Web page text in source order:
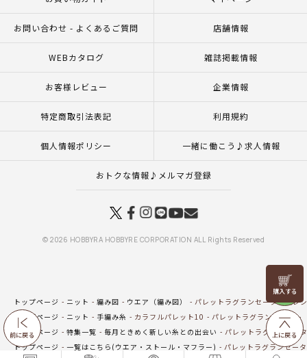
前に戻る
リリヤン
フェア
上に戻る
お問い合わせ - よくあるご質問 店舗情報
WEBカタログ 雑誌掲載情報
お客様レビュー 企業情報
特定商取引法表記 利用規約
個人情報ポリシー 一緒に働こう♪求人情報
おトクな情報♪メルマガ登録
© 2026 HOBBYRA HOBBYRE CORPORATION ALL Rights Reserved
トップページ ニット 編み図 ウエア（編み図）
パレットラグランセーター（レ
トップページ
ニット 手編み糸 カラフルパレット10
パレットラグランセーター
トップページ
特集一覧 毎月ときめく新しい糸との出会い
パレットラグランセー
トップページ
一覧はこちら(ウエア・ストール・マフラー)
パレットラグランセー